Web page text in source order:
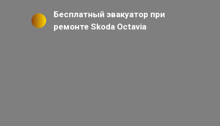
Бесплатный эвакуатор при
ремонте Skoda Octavia